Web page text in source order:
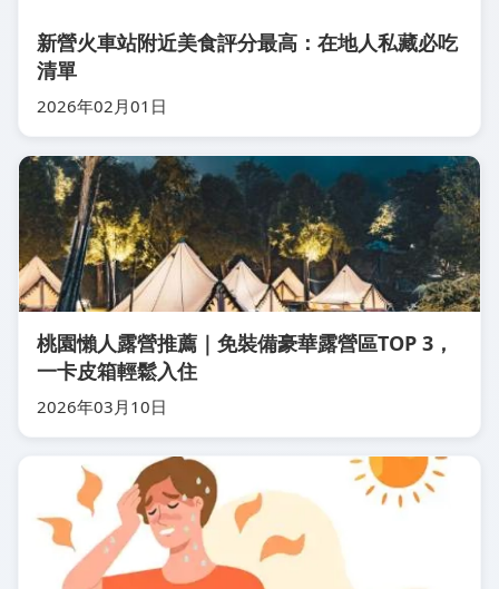
新營火車站附近美食評分最高：在地人私藏必吃
清單
2026年02月01日
桃園懶人露營推薦｜免裝備豪華露營區TOP 3，
一卡皮箱輕鬆入住
2026年03月10日